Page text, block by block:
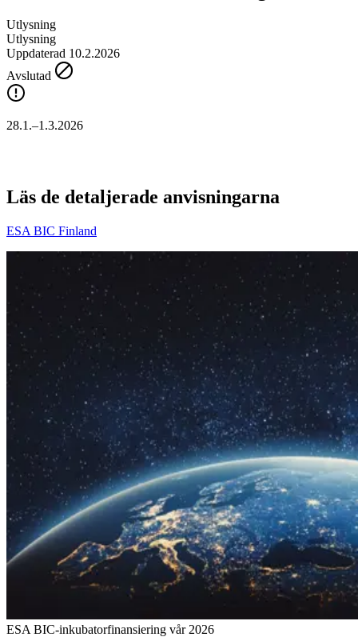
Utlysning
Utlysning
Uppdaterad 10.2.2026
Avslutad
28.1.–1.3.2026
Läs de detaljerade anvisningarna
ESA BIC Finland
ESA BIC-inkubatorfinansiering vår 2026